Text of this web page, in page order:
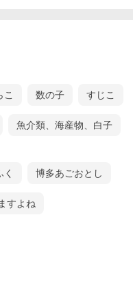
こ 数の子 すじこ
魚介類、海産物、白子
博多あごおとし
すよね